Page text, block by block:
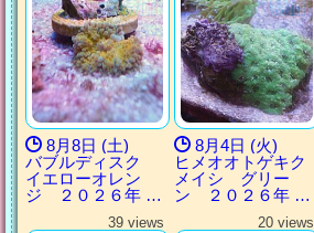
8月8日 (土)
バブルディスク
イエローオレン
ジ ２０２６年 …
8月4日 (火)
ヒメオオトゲキク
メイシ グリー
ン ２０２６年 …
39 views 20 views